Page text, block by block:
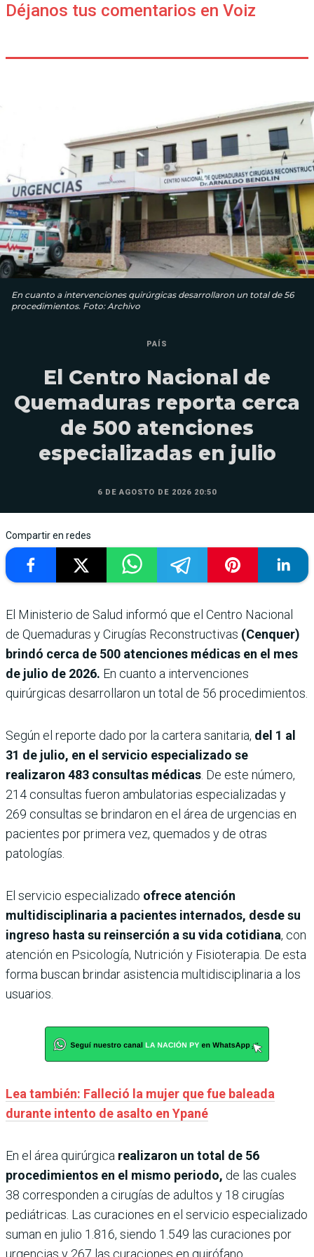
Déjanos tus comentarios en Voiz
En cuanto a intervenciones quirúrgicas desarrollaron un total de 56
procedimientos. Foto: Archivo
PAÍS
El Centro Nacional de
Quemaduras reporta cerca
de 500 atenciones
especializadas en julio
6 DE AGOSTO DE 2026 20:50
Compartir en redes
El Ministerio de Salud informó que el Centro Nacional
de Quemaduras y Cirugías Reconstructivas (Cenquer)
brindó cerca de 500 atenciones médicas en el mes
de julio de 2026. En cuanto a intervenciones
quirúrgicas desarrollaron un total de 56 procedimientos.
Según el reporte dado por la cartera sanitaria, del 1 al
31 de julio, en el servicio especializado se
realizaron 483 consultas médicas . De este número,
214 consultas fueron ambulatorias especializadas y
269 consultas se brindaron en el área de urgencias en
pacientes por primera vez, quemados y de otras
patologías.
El servicio especializado ofrece atención
multidisciplinaria a pacientes internados, desde su
ingreso hasta su reinserción a su vida cotidiana, con
atención en Psicología, Nutrición y Fisioterapia. De esta
forma buscan brindar asistencia multidisciplinaria a los
usuarios.
Lea también: Falleció la mujer que fue baleada
durante intento de asalto en Ypané
En el área quirúrgica realizaron un total de 56
procedimientos en el mismo periodo, de las cuales
38 corresponden a cirugías de adultos y 18 cirugías
pediátricas. Las curaciones en el servicio especializado
suman en julio 1.816, siendo 1.549 las curaciones por
urgencias y 267 las curaciones en quirófano.